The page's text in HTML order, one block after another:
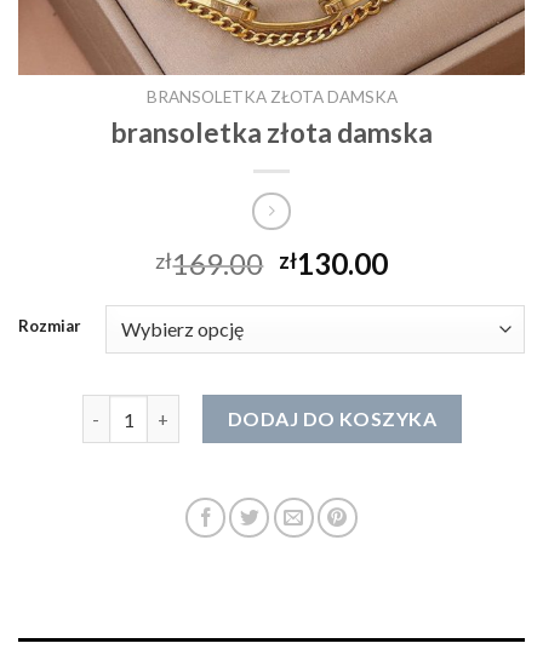
BRANSOLETKA ZŁOTA DAMSKA
bransoletka złota damska
zł169.00 zł130.00
Rozmiar
DODAJ DO KOSZYKA